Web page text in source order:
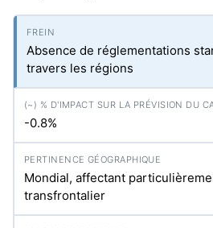
Absence de réglementations
travers les régions
-0.8%
Mondial, affectant
transfrontalier